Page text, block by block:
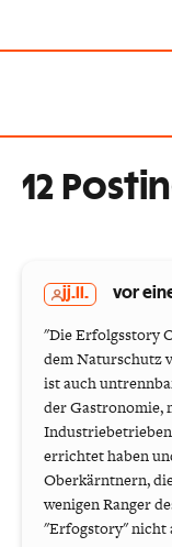
12
jj.ll. vor
"Die Erfolgsstory
dem Naturschutz
ist auch
der Gastronomie,
errichtet haben
Oberkärntnern,
wenigen Ranger
"Erfogstory" nicht